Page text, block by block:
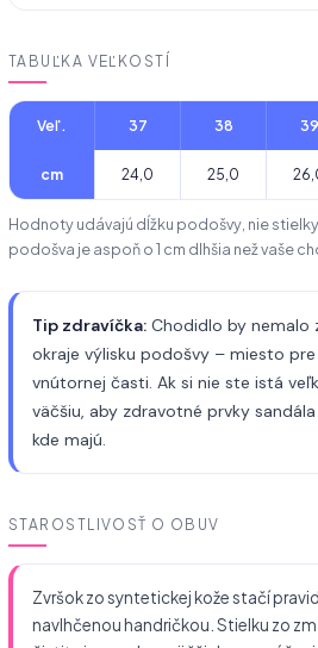
TABUĽKA VEĽKOSTÍ
Veľ. 37 38 39
cm 24,0 25,0
Hodnoty udávajú dĺžku podošvy, nie
podošva je aspoň o 1 cm dlhšia než vaše
Tip zdravíčka: Chodidlo by nemalo
okraje výlisku podošvy – miesto
vnútornej časti. Ak si nie ste istá
väčšiu, aby zdravotné prvky
kde majú.
STAROSTLIVOSŤ O OBUV
Zvršok zo syntetickej kože stačí
navlhčenou handričkou. Stielku zo